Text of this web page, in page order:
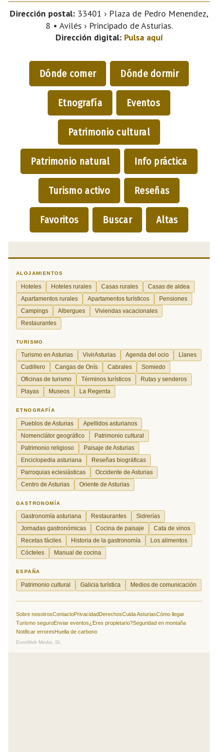
Dirección postal: 33401 › Plaza de Pedro Menendez,
8 • Avilés › Principado de Asturias.
Dirección digital: Pulsa aquí
Dónde comer Dónde dormir
Etnografía Eventos
Patrimonio cultural
Patrimonio natural Info práctica
Turismo activo Reseñas
Favoritos Buscar Altas